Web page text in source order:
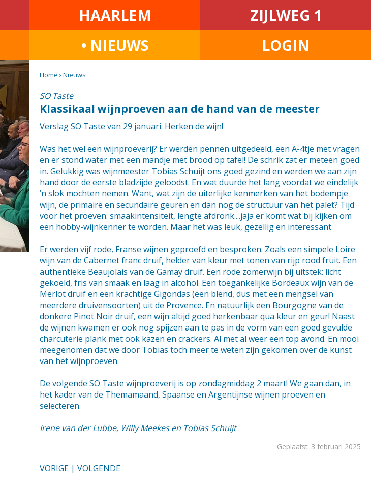
HAARLEM
ZIJLWEG 1
• NIEUWS LOGIN
Home › Nieuws
SO Taste
Klassikaal wijnproeven aan de hand van de meester
Verslag SO Taste van 29 januari: Herken de wijn!
Was het wel een wijnproeverij? Er werden pennen uitgedeeld, een A-4tje met vragen
en er stond water met een mandje met brood op tafel! De schrik zat er meteen goed
in. Gelukkig was wijnmeester Tobias Schuijt ons goed gezind en werden we aan zijn
hand door de eerste bladzijde geloodst. En wat duurde het lang voordat we eindelijk
’n slok mochten nemen. Want, wat zijn de uiterlijke kenmerken van het bodempje
wijn, de primaire en secundaire geuren en dan nog de structuur van het palet? Tijd
voor het proeven: smaakintensiteit, lengte afdronk....jaja er komt wat bij kijken om
een hobby-wijnkenner te worden. Maar het was leuk, gezellig en interessant.
Er werden vijf rode, Franse wijnen geproefd en besproken. Zoals een simpele Loire
wijn van de Cabernet franc druif, helder van kleur met tonen van rijp rood fruit. Een
authentieke Beaujolais van de Gamay druif. Een rode zomerwijn bij uitstek: licht
gekoeld, fris van smaak en laag in alcohol. Een toegankelijke Bordeaux wijn van de
Merlot druif en een krachtige Gigondas (een blend, dus met een mengsel van
meerdere druivensoorten) uit de Provence. En natuurlijk een Bourgogne van de
donkere Pinot Noir druif, een wijn altijd goed herkenbaar qua kleur en geur! Naast
de wijnen kwamen er ook nog spijzen aan te pas in de vorm van een goed gevulde
charcuterie plank met ook kazen en crackers. Al met al weer een top avond. En mooi
meegenomen dat we door Tobias toch meer te weten zijn gekomen over de kunst
van het wijnproeven.
De volgende SO Taste wijnproeverij is op zondagmiddag 2 maart! We gaan dan, in
het kader van de Themamaand, Spaanse en Argentijnse wijnen proeven en
selecteren.
Irene van der Lubbe, Willy Meekes en Tobias Schuijt
Geplaatst: 3 februari 2025
VORIGE | VOLGENDE